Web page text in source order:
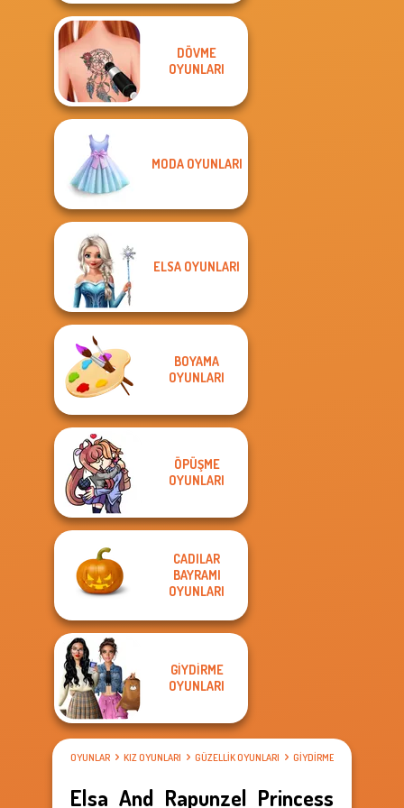
DÖVME
OYUNLARI
MODA OYUNLARI
ELSA OYUNLARI
BOYAMA
OYUNLARI
ÖPÜŞME
OYUNLARI
CADILAR
BAYRAMI
OYUNLARI
GIYDIRME
OYUNLARI
OYUNLAR KIZ OYUNLARI GÜZELLIK OYUNLARI GIYDIRME OYUNLARI
Elsa And Rapunzel Princess